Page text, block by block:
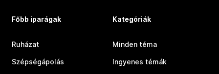
Főbb iparágak
Ruházat
Szépségápolás
Kategóriák
Minden téma
Ingyenes témák